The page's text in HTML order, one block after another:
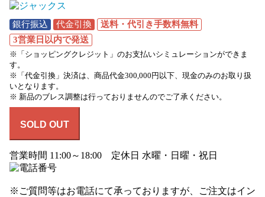
銀行振込 代金引換
送料・代引き手数料無料
3営業日以内で発送
※「ショッピングクレジット」のお支払いシミュレーションができま
す。
※「代金引換」決済は、商品代金300,000円以下、現金のみのお取り扱
いとなります。
※ 新品のブレス調整は行っておりませんのでご了承ください。
SOLD OUT
営業時間 11:00～18:00 定休日 水曜・日曜・祝日
※ご質問等はお電話にて承っておりますが、ご注文はイン